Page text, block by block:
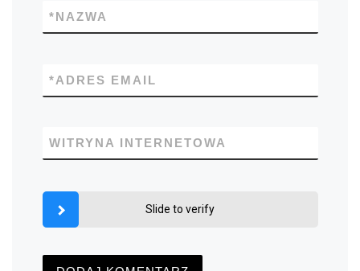
NAZWA
*
ADRES EMAIL
*
WITRYNA INTERNETOWA
Slide to verify